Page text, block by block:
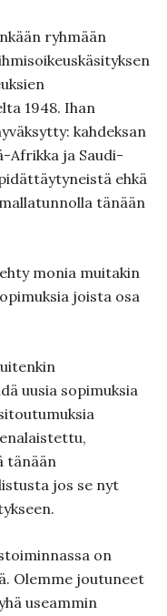
ryhmään
1948. Ihan
kahdeksan
Afrikka ja Saudi-
ehkä
tänään
monia muitakin
joista osa
uusia sopimuksia
tänään
jos se nyt
on
Olemme joutuneet
useammin